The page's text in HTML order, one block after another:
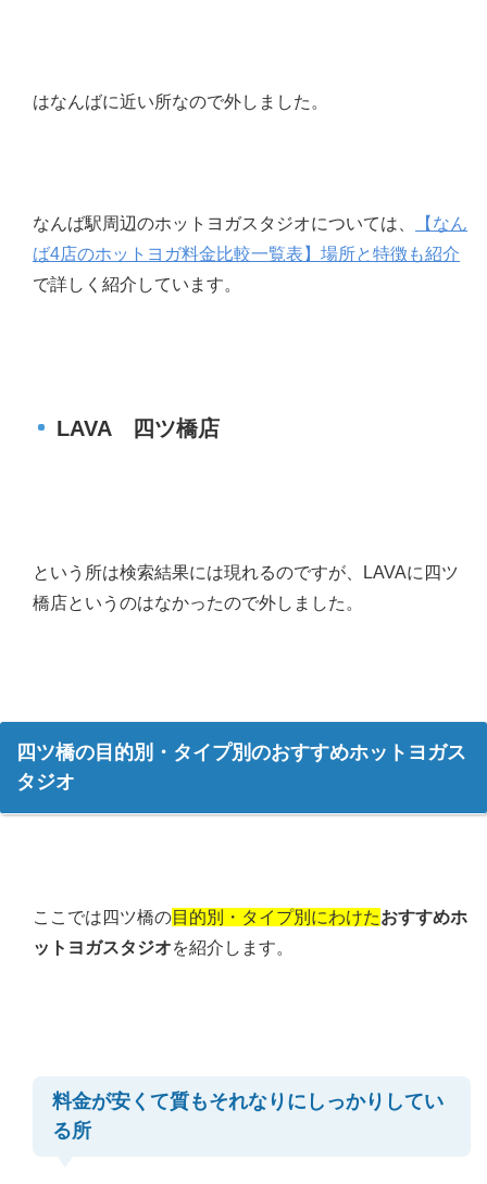
はなんばに近い所なので外しました。
なんば駅周辺のホットヨガスタジオについては、
【なん
ば4店のホットヨガ料金比較一覧表】場所と特徴も紹介
で詳しく紹介しています。
LAVA 四ツ橋店
という所は検索結果には現れるのですが、LAVAに四ツ
橋店というのはなかったので外しました。
四ツ橋の目的別・タイプ別のおすすめホットヨガス
タジオ
ここでは四ツ橋の目的別・タイプ別にわけたおすすめホ
ットヨガスタジオを紹介します。
料金が安くて質もそれなりにしっかりしてい
る所